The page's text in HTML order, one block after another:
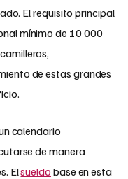
El requisito principal
mínimo de 10 000
de estas grandes
calendario
de manera
Elsueldo base en esta